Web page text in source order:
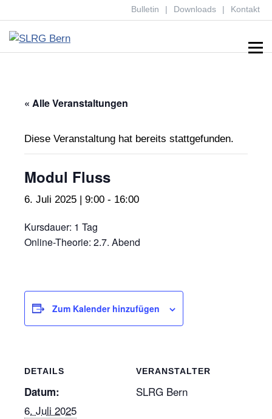
Kontakt
Downloads
Bulletin
Menu
« Alle Veranstaltungen
Diese Veranstaltung hat bereits stattgefunden.
Modul Fluss
6. Juli 2025 | 9:00 - 16:00
Kursdauer: 1 Tag
Online-Theorie: 2.7. Abend
Zum Kalender hinzufügen
DETAILS
Datum:
6. Juli 2025
VERANSTALTER
SLRG Bern